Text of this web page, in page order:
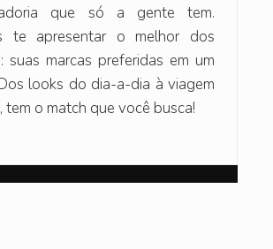
que só a gente tem.
te apresentar o melhor dos
suas marcas preferidas em um
looks do dia-a-dia à viagem
tem o match que você busca!